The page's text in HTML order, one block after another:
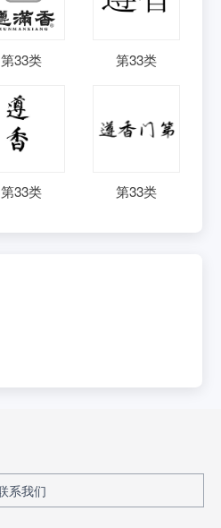
第33类 第33类
第33类 第33类